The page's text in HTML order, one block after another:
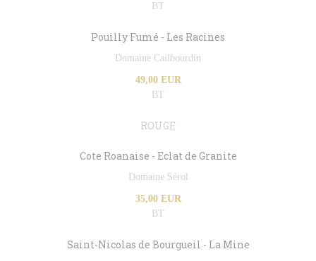
BT
Pouilly Fumé - Les Racines
Domaine Cailbourdin
49,00 EUR
BT
ROUGE
Cote Roanaise - Eclat de Granite
Domaine Sérol
35,00 EUR
BT
Saint-Nicolas de Bourgueil - La Mine